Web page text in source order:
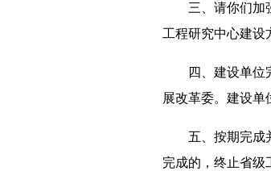
三、请你们加
工程研究中心建设
四、建设单
展改革委。建设单
五、按期完成
完成的，终止省级